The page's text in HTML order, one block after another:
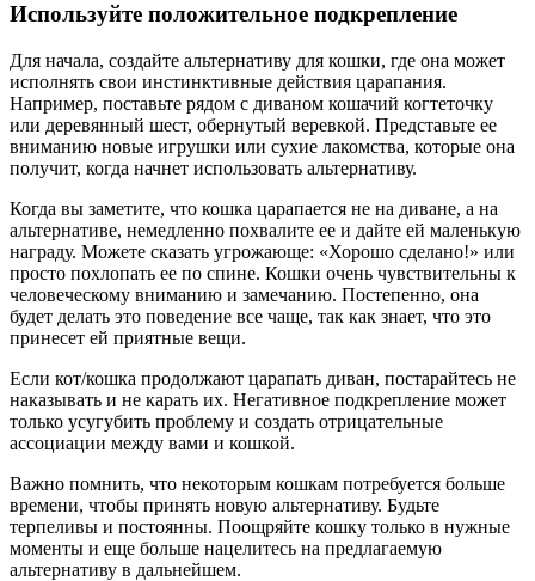
Используйте положительное подкрепление
Для начала, создайте альтернативу для кошки, где она может
исполнять свои инстинктивные действия царапания.
Например, поставьте рядом с диваном кошачий когтеточку
или деревянный шест, обернутый веревкой. Представьте ее
вниманию новые игрушки или сухие лакомства, которые она
получит, когда начнет использовать альтернативу.
Когда вы заметите, что кошка царапается не на диване, а на
альтернативе, немедленно похвалите ее и дайте ей маленькую
награду. Можете сказать угрожающе: «Хорошо сделано!» или
просто похлопать ее по спине. Кошки очень чувствительны к
человеческому вниманию и замечанию. Постепенно, она
будет делать это поведение все чаще, так как знает, что это
принесет ей приятные вещи.
Если кот/кошка продолжают царапать диван, постарайтесь не
наказывать и не карать их. Негативное подкрепление может
только усугубить проблему и создать отрицательные
ассоциации между вами и кошкой.
Важно помнить, что некоторым кошкам потребуется больше
времени, чтобы принять новую альтернативу. Будьте
терпеливы и постоянны. Поощряйте кошку только в нужные
моменты и еще больше нацелитесь на предлагаемую
альтернативу в дальнейшем.